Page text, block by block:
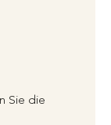
Sie die